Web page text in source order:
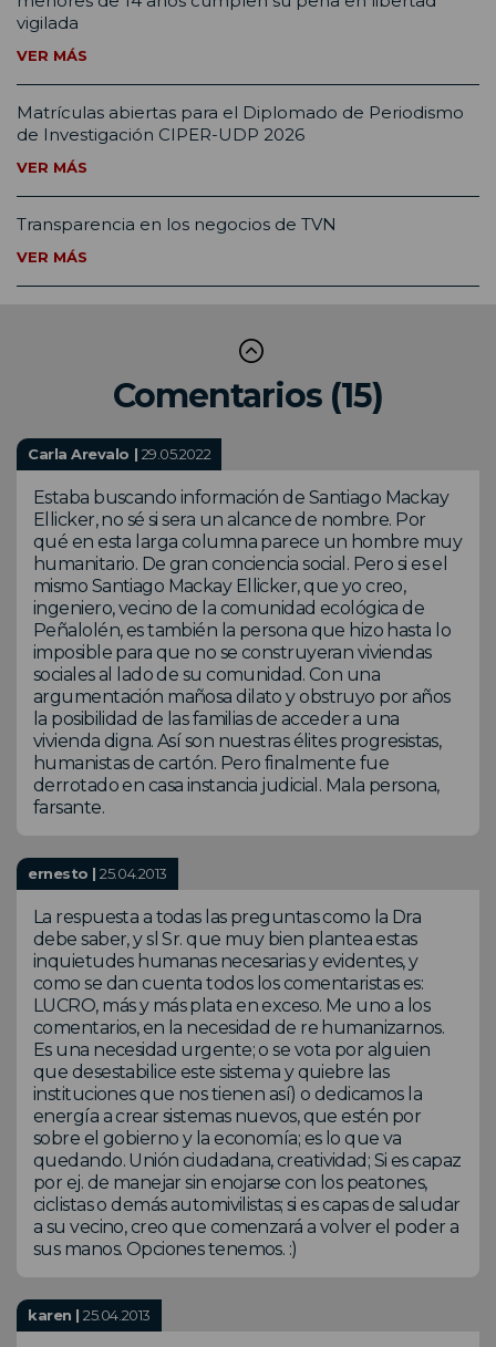
vigilada
VER MÁS
Matrículas abiertas para el Diplomado de Periodismo
de Investigación CIPER-UDP 2026
VER MÁS
Transparencia en los negocios de TVN
VER MÁS
Comentarios (15)
Carla Arevalo | 29.05.2022
Estaba buscando información de Santiago Mackay
Ellicker, no sé si sera un alcance de nombre. Por
qué en esta larga columna parece un hombre muy
humanitario. De gran conciencia social. Pero si es el
mismo Santiago Mackay Ellicker, que yo creo,
ingeniero, vecino de la comunidad ecológica de
Peñalolén, es también la persona que hizo hasta lo
imposible para que no se construyeran viviendas
sociales al lado de su comunidad. Con una
argumentación mañosa dilato y obstruyo por años
la posibilidad de las familias de acceder a una
vivienda digna. Así son nuestras élites progresistas,
humanistas de cartón. Pero finalmente fue
derrotado en casa instancia judicial. Mala persona,
farsante.
ernesto |25.04.2013
La respuesta a todas las preguntas como la Dra
debe saber, y sl Sr. que muy bien plantea estas
inquietudes humanas necesarias y evidentes, y
como se dan cuenta todos los comentaristas es:
LUCRO, más y más plata en exceso. Me uno a los
comentarios, en la necesidad de re humanizarnos.
Es una necesidad urgente; o se vota por alguien
que desestabilice este sistema y quiebre las
instituciones que nos tienen así) o dedicamos la
energía a crear sistemas nuevos, que estén por
sobre el gobierno y la economía; es lo que va
quedando. Unión ciudadana, creatividad; Si es capaz
por ej. de manejar sin enojarse con los peatones,
ciclistas o demás automivilistas; si es capas de saludar
a su vecino, creo que comenzará a volver el poder a
sus manos. Opciones tenemos. :)
karen |25.04.2013